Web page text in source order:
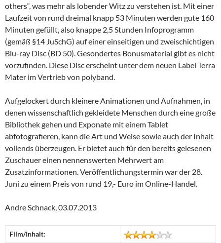
others“, was mehr als lobender Witz zu verstehen ist. Mit einer
Laufzeit von rund dreimal knapp 53 Minuten werden gute 160
Minuten gefüllt, also knappe 2,5 Stunden Infoprogramm
(gemäß §14 JuSchG) auf einer einseitigen und zweischichtigen
Blu-ray Disc (BD 50). Gesondertes Bonusmaterial gibt es nicht
vorzufinden. Diese Disc erscheint unter dem neuen Label Terra
Mater im Vertrieb von polyband.
Aufgelockert durch kleinere Animationen und Aufnahmen, in
denen wissenschaftlich gekleidete Menschen durch eine große
Bibliothek gehen und Exponate mit einem Tablet
abfotografieren, kann die Art und Weise sowie auch der Inhalt
vollends überzeugen. Er bietet auch für den bereits gelesenen
Zuschauer einen nennenswerten Mehrwert am
Zusatzinformationen. Veröffentlichungstermin war der 28.
Juni zu einem Preis von rund 19,- Euro im Online-Handel.
Andre Schnack, 03.07.2013
Film/Inhalt: